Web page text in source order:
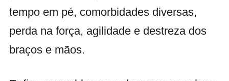
tempo em pé, comorbidades diversas,
perda na força, agilidade e destreza dos
braços e mãos.